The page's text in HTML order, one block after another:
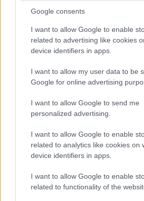
Google consents
I want to allow Google to enable
related to advertising like cookies
device identifiers in apps.
I want to allow my user data to be
Google for online advertising
I want to allow Google to send me
personalized advertising.
I want to allow Google to enable
related to analytics like cookies on
device identifiers in apps.
I want to allow Google to enable
related to functionality of the